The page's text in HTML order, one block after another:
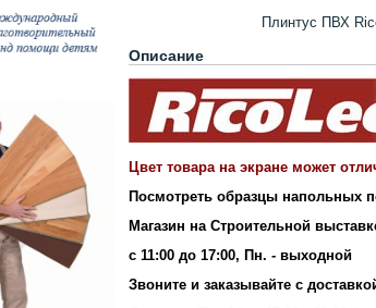
Плинтус ПВХ
Описание
Цвет товара на экране может
Посмотреть образцы напольных
Магазин на Строительной
с 11:00 до 17:00, Пн. - выходной
Звоните и заказывайте с